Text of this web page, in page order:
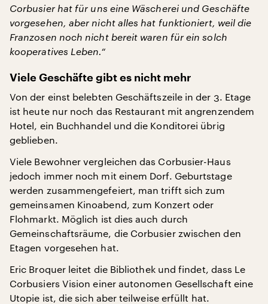
Corbusier hat für uns eine Wäscherei und Geschäfte
vorgesehen, aber nicht alles hat funktioniert, weil die
Franzosen noch nicht bereit waren für ein solch
kooperatives Leben.“
Viele Geschäfte gibt es nicht mehr
Von der einst belebten Geschäftszeile in der 3. Etage
ist heute nur noch das Restaurant mit angrenzendem
Hotel, ein Buchhandel und die Konditorei übrig
geblieben.
Viele Bewohner vergleichen das Corbusier-Haus
jedoch immer noch mit einem Dorf. Geburtstage
werden zusammengefeiert, man trifft sich zum
gemeinsamen Kinoabend, zum Konzert oder
Flohmarkt. Möglich ist dies auch durch
Gemeinschaftsräume, die Corbusier zwischen den
Etagen vorgesehen hat.
Eric Broquer leitet die Bibliothek und findet, dass Le
Corbusiers Vision einer autonomen Gesellschaft eine
Utopie ist, die sich aber teilweise erfüllt hat.